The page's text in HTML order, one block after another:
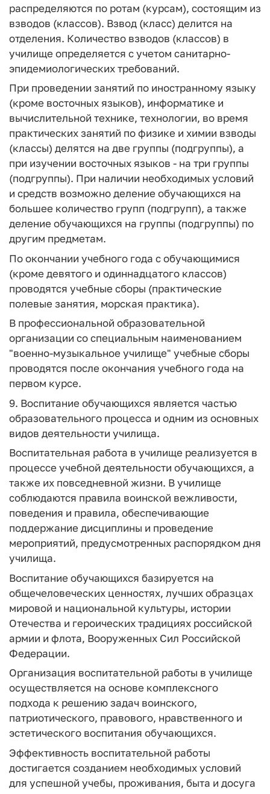
распределяются по ротам (курсам), состоящим из
взводов (классов). Взвод (класс) делится на
отделения. Количество взводов (классов) в
училище определяется с учетом санитарно-
эпидемиологических требований.
При проведении занятий по иностранному языку
(кроме восточных языков), информатике и
вычислительной технике, технологии, во время
практических занятий по физике и химии взводы
(классы) делятся на две группы (подгруппы), а
при изучении восточных языков - на три группы
(подгруппы). При наличии необходимых условий
и средств возможно деление обучающихся на
большее количество групп (подгрупп), а также
деление обучающихся на группы (подгруппы) по
другим предметам.
По окончании учебного года с обучающимися
(кроме девятого и одиннадцатого классов)
проводятся учебные сборы (практические
полевые занятия, морская практика).
В профессиональной образовательной
организации со специальным наименованием
"военно-музыкальное училище" учебные сборы
проводятся после окончания учебного года на
первом курсе.
9. Воспитание обучающихся является частью
образовательного процесса и одним из основных
видов деятельности училища.
Воспитательная работа в училище реализуется в
процессе учебной деятельности обучающихся, а
также их повседневной жизни. В училище
соблюдаются правила воинской вежливости,
поведения и правила, обеспечивающие
поддержание дисциплины и проведение
мероприятий, предусмотренных распорядком дня
училища.
Воспитание обучающихся базируется на
общечеловеческих ценностях, лучших образцах
мировой и национальной культуры, истории
Отечества и героических традициях российской
армии и флота, Вооруженных Сил Российской
Федерации.
Организация воспитательной работы в училище
осуществляется на основе комплексного
подхода к решению задач воинского,
патриотического, правового, нравственного и
эстетического воспитания обучающихся.
Эффективность воспитательной работы
достигается созданием необходимых условий
для успешной учебы, проживания, быта и досуга